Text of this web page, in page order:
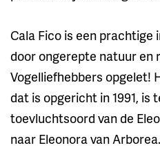
Cala Fico is een
door ongerepte natuur en
Vogelliefhebbers opgelet!
dat is opgericht in 1991, is
toevluchtsoord van de
naar Eleonora van Arborea.